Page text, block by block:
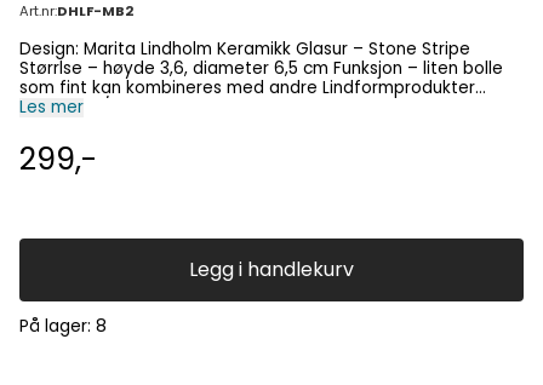
Art.nr:DHLF-MB2
Design: Marita Lindholm Keramikk Glasur – Stone Stripe
Størrlse – høyde 3,6, diameter 6,5 cm Funksjon – liten bolle
som fint kan kombineres med andre Lindformprodukter
Stemning / bruk – borddekking, stilleben, interiør Fri frakt
mikrobølgeovn og stekeovn Merk: Lindform-stempelet vil
imidlertid forsvinne Visse typer mat kan gi flekker (bær,
Les mer
299,-
Legg i handlekurv
På lager: 8